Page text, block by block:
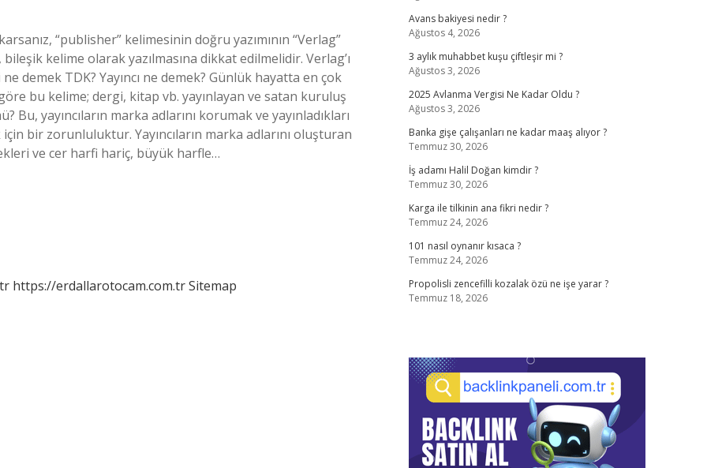
“publisher” kelimesinin doğru yazımının “Verlag”
kelime olarak yazılmasına dikkat edilmelidir. Verlag’ı
demek TDK? Yayıncı ne demek? Günlük hayatta en çok
bu kelime; dergi, kitap vb. yayınlayan ve satan kuruluş
Bu, yayıncıların marka adlarını korumak ve yayınladıkları
bir zorunluluktur. Yayıncıların marka adlarını oluşturan
ve cer harfi hariç, büyük harfle…
https://erdallarotocam.com.trSitemap
Avans bakiyesi nedir ?
Ağustos 4, 2026
3 aylık muhabbet kuşu çiftleşir mi ?
Ağustos 3, 2026
2025 Avlanma Vergisi Ne Kadar Oldu ?
Ağustos 3, 2026
Banka gişe çalışanları ne kadar maaş alıyor ?
Temmuz 30, 2026
İş adamı Halil Doğan kimdir ?
Temmuz 30, 2026
Karga ile tilkinin ana fikri nedir ?
Temmuz 24, 2026
101 nasıl oynanır kısaca ?
Temmuz 24, 2026
Propolisli zencefilli kozalak özü ne işe yarar ?
Temmuz 18, 2026